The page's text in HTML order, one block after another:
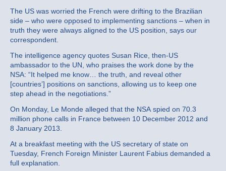
The US was worried the French were drifting to the Brazilian
side – who were opposed to implementing sanctions – when in
truth they were always aligned to the US position, says our
correspondent.
The intelligence agency quotes Susan Rice, then-US
ambassador to the UN, who praises the work done by the
NSA: “It helped me know… the truth, and reveal other
[countries’] positions on sanctions, allowing us to keep one
step ahead in the negotiations.”
On Monday, Le Monde alleged that the NSA spied on 70.3
million phone calls in France between 10 December 2012 and
8 January 2013.
At a breakfast meeting with the US secretary of state on
Tuesday, French Foreign Minister Laurent Fabius demanded a
full explanation.